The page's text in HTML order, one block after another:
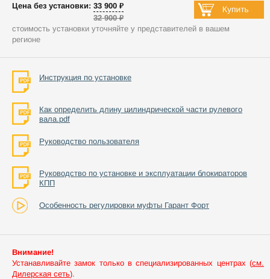
Цена без установки: 33 900 ₽
32 900 ₽
стоимость установки уточняйте у представителей в вашем
регионе
Инструкция по установке
Как определить длину цилиндрической части рулевого
вала.pdf
Руководство пользователя
Руководство по установке и эксплуатации блокираторов
КПП
Особенность регулировки муфты Гарант Форт
Внимание!
Устанавливайте замок только в специализированных центрах (см.
Дилерская сеть).